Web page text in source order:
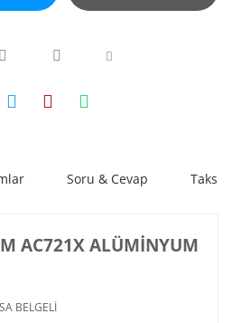
Soru & Cevap Taksit
AC721X ALÜMİNYUM
BELGELİ